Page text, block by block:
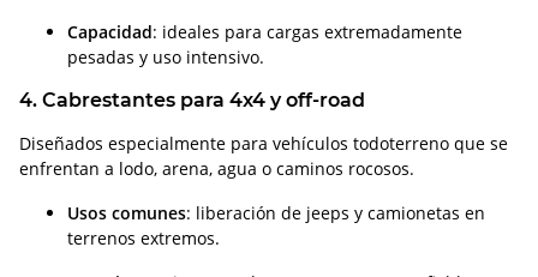
Capacidad: ideales para cargas extremadamente
pesadas y uso intensivo.
4. Cabrestantes para 4x4 y off-road
Diseñados especialmente para vehículos todoterreno que se
enfrentan a lodo, arena, agua o caminos rocosos.
Usos comunes: liberación de jeeps y camionetas en
terrenos extremos.